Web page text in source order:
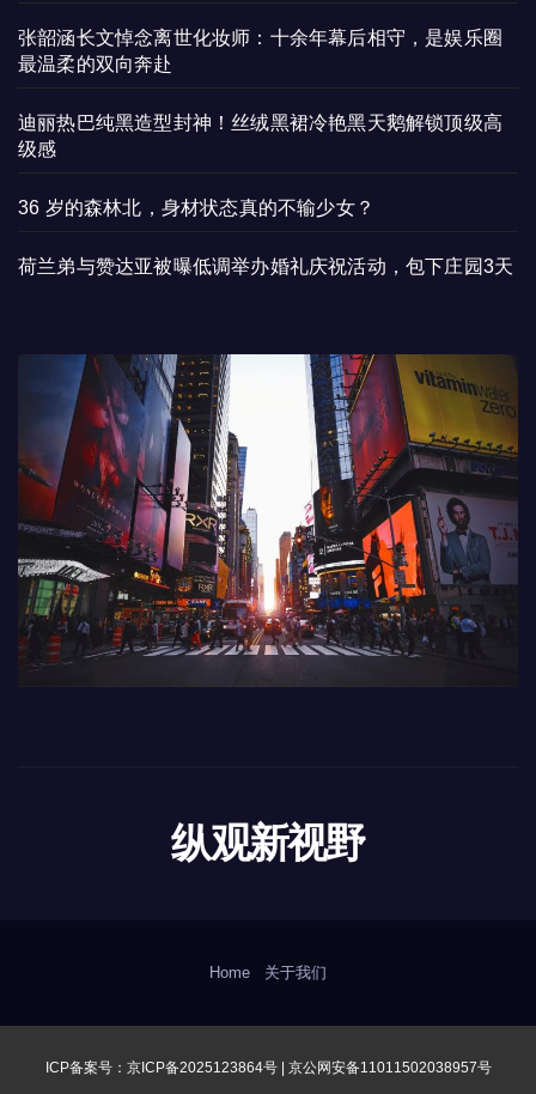
张韶涵长文悼念离世化妆师：十余年幕后相守，是娱乐圈
最温柔的双向奔赴
迪丽热巴纯黑造型封神！丝绒黑裙冷艳黑天鹅解锁顶级高
级感
36 岁的森林北，身材状态真的不输少女？
荷兰弟与赞达亚被曝低调举办婚礼庆祝活动，包下庄园3天
纵观新视野
Home 关于我们
ICP备案号：京ICP备2025123864号 | 京公网安备11011502038957号